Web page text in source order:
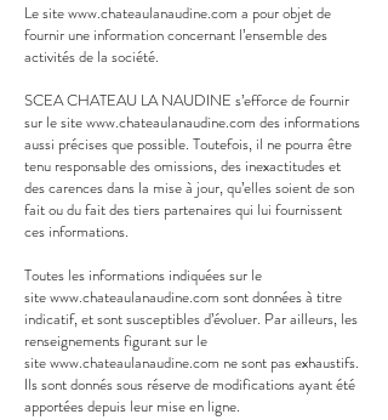
Le sitewww.chateaulanaudine.com a pour objet de
fournir une information concernant l’ensemble des
activités de la société.
SCEA CHATEAU LA NAUDINE s’efforce de fournir
sur le sitewww.chateaulanaudine.com des informations
aussi précises que possible. Toutefois, il ne pourra être
tenu responsable des omissions, des inexactitudes et
des carences dans la mise à jour, qu’elles soient de son
fait ou du fait des tiers partenaires qui lui fournissent
ces informations.
Toutes les informations indiquées sur le
sitewww.chateaulanaudine.com sont données à titre
indicatif, et sont susceptibles d’évoluer. Par ailleurs, les
renseignements figurant sur le
sitewww.chateaulanaudine.com ne sont pas exhaustifs.
Ils sont donnés sous réserve de modifications ayant été
apportées depuis leur mise en ligne.